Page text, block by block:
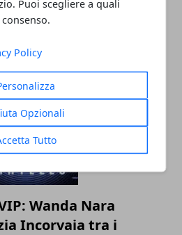
Puoi scegliere a quali
Policy
Opzionali
Tutto
ecco cosa hanno
Wanda Nara
Incorvaia tra i